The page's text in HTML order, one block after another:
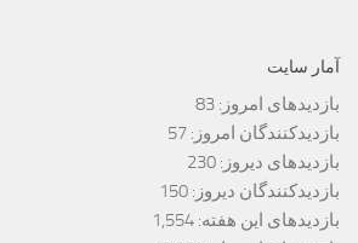
آمار سایت
بازدیدهای امروز: 83
بازدیدکنندگان امروز: 57
بازدیدهای دیروز: 230
بازدیدکنندگان دیروز: 150
بازدیدهای این هفته: 1,554